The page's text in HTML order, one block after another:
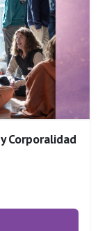
Corporalidad